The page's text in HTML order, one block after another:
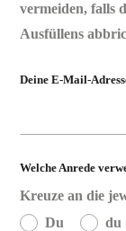
vermeiden, falls
Ausfüllens
Deine E-Mail-
Welche Anrede
Kreuze an die
Du
du